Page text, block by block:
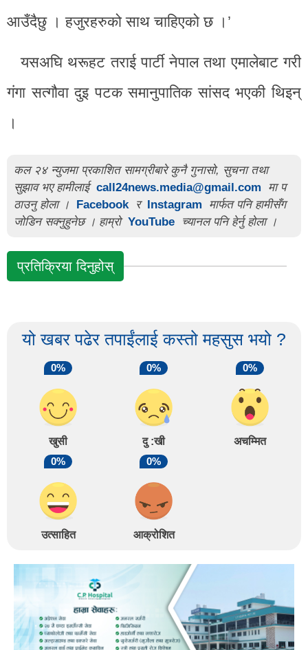
आउँदैछु । हजुरहरुको साथ चाहिएको छ ।’
यसअघि थरूहट तराई पार्टी नेपाल तथा एमालेबाट गरी
गंगा सत्गौवा दुइ पटक समानुपातिक सांसद भएकी थिइन्
।
कल २४ न्युजमा प्रकाशित सामग्रीबारे कुनै गुनासो, सुचना तथा
सुझाव भए हामीलाई call24news.media@gmail.com
मा प
ठाउनु होला ।
Facebook र Instagram
मार्फत पनि हामीसँग
जोडिन सक्नुहुनेछ । हाम्रो YouTube च्यानल पनि हेर्नु होला ।
प्रतिक्रिया दिनुहोस्
यो खबर पढेर तपाईंलाई कस्तो महसुस भयो ?
0%
खुसी
0%
दु :खी
0%
अचम्मित
0%
उत्साहित
0%
आक्रोशित